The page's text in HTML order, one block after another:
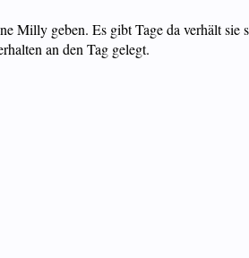
Milly geben. Es gibt Tage da verhält sie
an den Tag gelegt.